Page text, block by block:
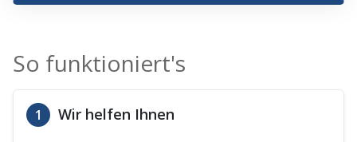
So funktioniert's
1 Wir helfen Ihnen